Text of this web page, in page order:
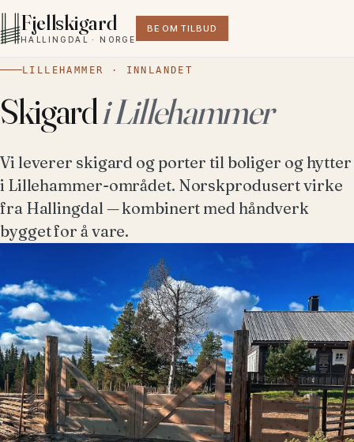
Fjellskigard
HALLINGDAL · NORGE
BE OM TILBUD
LILLEHAMMER · INNLANDET
Skigardi Lillehammer
Vi leverer skigard og porter til boliger og hytter
i Lillehammer-området. Norskprodusert virke
fra Hallingdal — kombinert med håndverk
bygget for å vare.